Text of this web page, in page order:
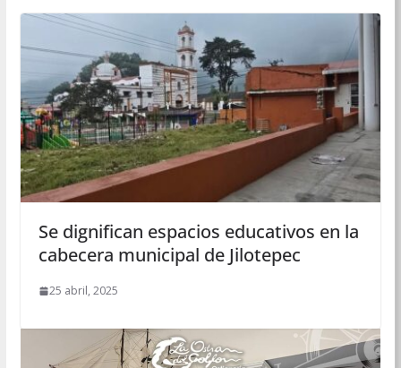
Se dignifican espacios educativos en la
cabecera municipal de Jilotepec
25 abril, 2025